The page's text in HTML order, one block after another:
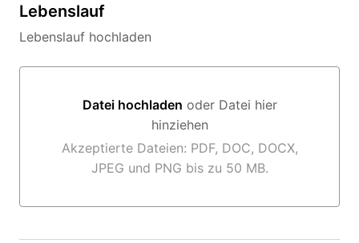
Lebenslauf
Lebenslauf hochladen
Datei hochladen oder Datei hier
hinziehen
Datei hochladen oder Datei hier hinziehen
Akzeptierte Dateien: PDF, DOC, DOCX,
JPEG und PNG bis zu 50 MB.